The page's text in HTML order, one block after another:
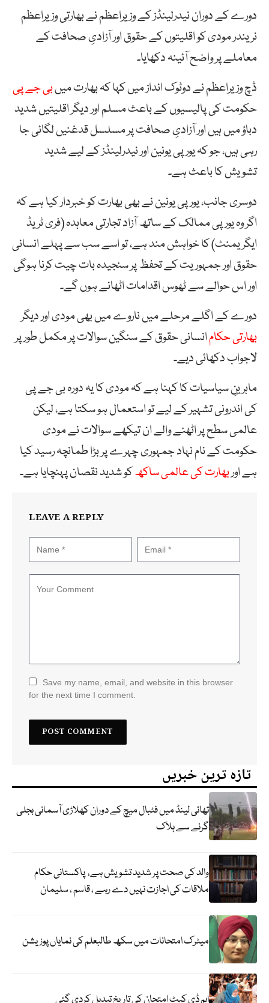
دورے کے دوران نیدرلینڈز کے وزیراعظم نے بھارتی وزیراعظم
نریندر مودی کو اقلیتوں کے حقوق اور آزادیِ صحافت کے
معاملے پر واضح آئینہ دکھایا۔
ڈچ وزیراعظم نے دوٹوک انداز میں کہا کہ بھارت میںبی جے پی
حکومت کی پالیسیوں کے باعث مسلم اور دیگر اقلیتیں شدید
دباؤ میں ہیں اور آزادیِ صحافت پر مسلسل قدغنیں لگائی جا
رہی ہیں، جو کہ یورپی یونین اور نیدرلینڈز کے لیے شدید
تشویش کا باعث ہے۔
دوسری جانب، یورپی یونین نے بھی بھارت کو خبردار کیا ہے کہ
اگر وہ یورپی ممالک کے ساتھ آزاد تجارتی معاہدہ (فری ٹریڈ
ایگریمنٹ) کا خواہش مند ہے، تو اسے سب سے پہلے انسانی
حقوق اور جمہوریت کے تحفظ پر سنجیدہ بات چیت کرنا ہوگی
اور اس حوالے سے ٹھوس اقدامات اٹھانے ہوں گے۔
دورے کے اگلے مرحلے میں ناروے میں بھی مودی اور دیگر
بھارتی حکامانسانی حقوق کے سنگین سوالات پر مکمل طور پر
لاجواب دکھائی دیے۔
ماہرینِ سیاسیات کا کہنا ہے کہ مودی کا یہ دورہ بی جے پی
کی اندرونی تشہیر کے لیے تو استعمال ہو سکتا ہے، لیکن
عالمی سطح پر اٹھنے والے ان تیکھے سوالات نے مودی
حکومت کے نام نہاد جمہوری چہرے پر بڑا طمانچہ رسید کیا
ہے اوربھارت کی عالمی ساکھکو شدید نقصان پہنچایا ہے۔
LEAVE A REPLY
Save my name, email, and website in this browser
for the next time I comment.
تازہ ترین خبریں
تھائی لینڈ میں فٹبال میچ کے دوران کھلاڑی آسمانی بجلی
گرنے سے ہلاک
والد کی صحت پر شدید تشویش ہے، پاکستانی حکام
ملاقات کی اجازت نہیں دے رہے ، قاسم ، سلیمان
میٹرک امتحانات میں سکھ طالبعلم کی نمایاں پوزیشن
ایم ڈی کیٹ امتحان کی تاریخ تبدیل کردی گئی